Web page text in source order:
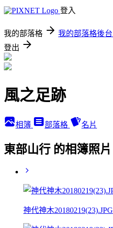
登入
我的部落格 我的部落格後台
登出
風之足跡
相簿 部落格 名片
東部山行 的相簿照片
神代神木20180219(23).JPG